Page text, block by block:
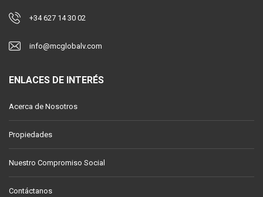
+34 627 14 30 02
info@mcglobalv.com
ENLACES DE INTERÉS
Acerca de Nosotros
Propiedades
Nuestro Compromiso Social
Contáctanos